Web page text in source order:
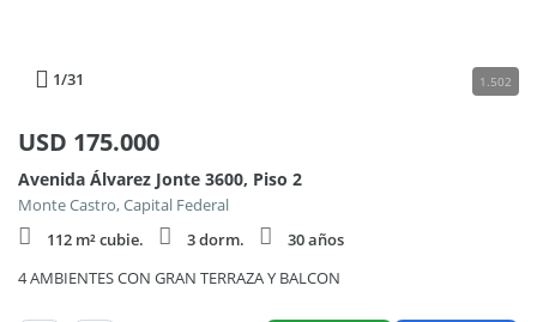
1/31 1.502
USD 175.000
Avenida Álvarez Jonte 3600, Piso 2
Monte Castro, Capital Federal
112 m² cubie.
3 dorm.
30 años
4 AMBIENTES CON GRAN TERRAZA Y BALCON